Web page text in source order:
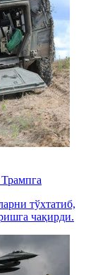
тўхтатиб,
чақирди.